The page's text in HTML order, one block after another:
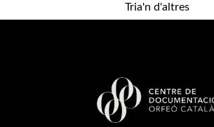
Tria'n d'altres